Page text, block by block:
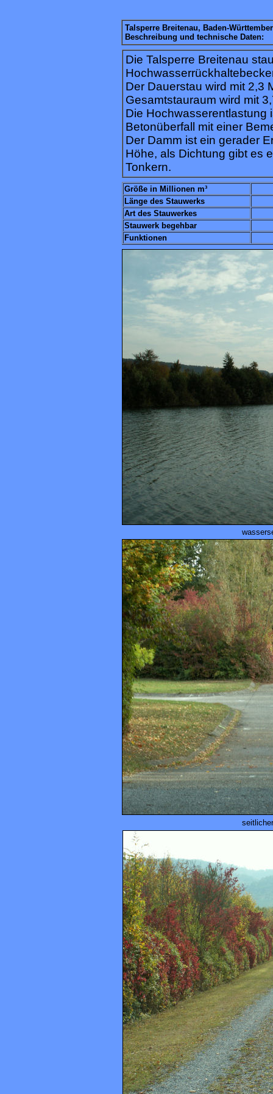
Talsperre Breitenau, Baden-
Beschreibung und technische Daten:
Die Talsperre Breitenau
Der Dauerstau wird mit 2,3
Gesamtstauraum wird mit
Die Hochwasserentlastung
Betonüberfall mit einer
Der Damm ist ein gerader
Höhe, als Dichtung gibt es
Tonkern.
Größe in Millionen m³
Länge des Stauwerks
Art des Stauwerkes
Stauwerk begehbar
Funktionen